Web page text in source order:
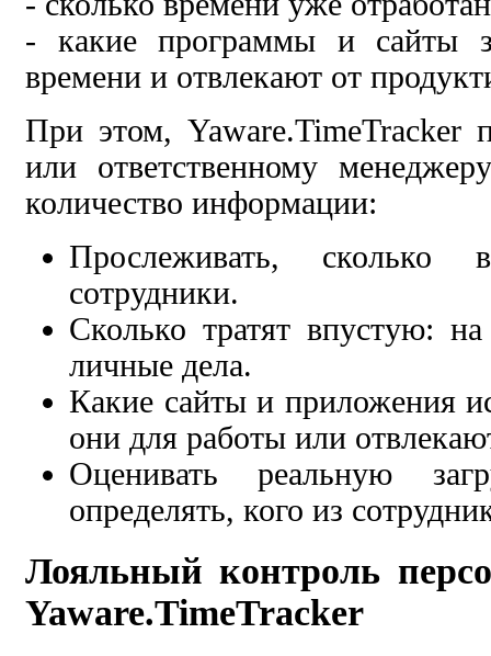
- какие программы и сайты
времени и отвлекают от
При этом, Yaware.TimeTracker
или ответственному
количество информации:
Прослеживать, сколько
сотрудники.
Сколько тратят впустую:
личные дела.
Какие сайты и приложения
они для работы или
Оценивать реальную
определять, кого из
Лояльный контроль
Yaware.TimeTracker